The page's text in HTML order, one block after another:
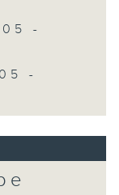
-
-